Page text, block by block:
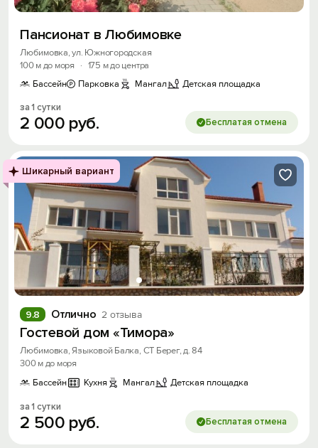
Пансионат в Любимовке
Любимовка, ул. Южногородская
100 м до моря
· 175 м до центра
Бассейн
Парковка Мангал Детская площадка
за 1 сутки
2 000 руб. Бесплатая отмена
Шикарный вариант
Отлично 2 отзыва
9.8
Гостевой дом «Тимора»
Любимовка, Языковой Балка, СТ Берег, д. 84
300 м до моря
Бассейн
Кухня Мангал Детская площадка
за 1 сутки
2 500 руб. Бесплатая отмена